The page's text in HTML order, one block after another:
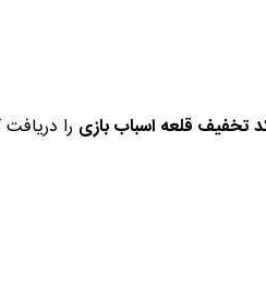
تخفیف قلعه اسباب بازی را